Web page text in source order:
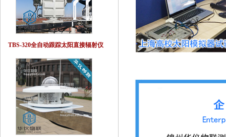
TBS-320全自动跟踪太阳直接辐射仪